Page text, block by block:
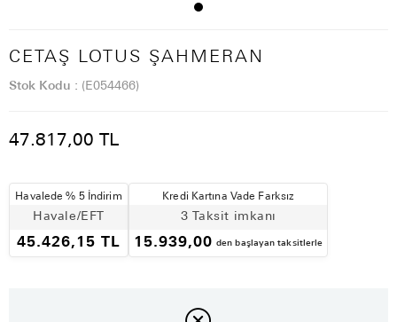
CETAŞ LOTUS ŞAHMERAN
Stok Kodu (E054466)
47.817,00 TL
Havalede % 5 İndirim
Havale/EFT
45.426,15 TL
Kredi Kartına Vade Farksız
3 Taksit imkanı
15.939,00 den başlayan taksitlerle